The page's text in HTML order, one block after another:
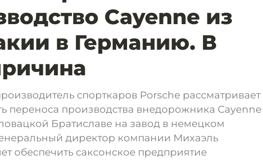
Cayenne из
в Германию. В
спорткаров Porsche рассматривает
переноса производства внедорожника Cayenne
Братиславе на завод в немецком
директор компании Михаэль
обеспечить саксонское предприятие